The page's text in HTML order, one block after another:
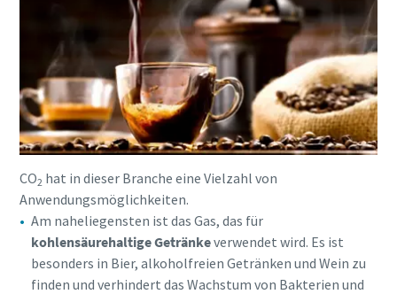
CO2 hat in dieser Branche eine Vielzahl von
Anwendungsmöglichkeiten.
Am naheliegensten ist das Gas, das für
kohlensäurehaltige Getränkeverwendet wird. Es ist
besonders in Bier, alkoholfreien Getränken und Wein zu
finden und verhindert das Wachstum von Bakterien und